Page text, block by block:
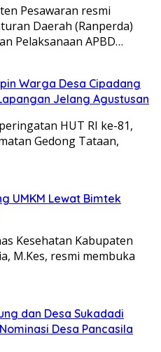
Pesawaran resmi
Daerah (Ranperda)
Pelaksanaan APBD…
Warga Desa Cipadang
Jelang Agustusan
HUT RI ke-81,
Gedong Tataan,
UMKM Lewat Bimtek
Kesehatan Kabupaten
M.Kes, resmi membuka
dan Desa Sukadadi
Desa Pancasila